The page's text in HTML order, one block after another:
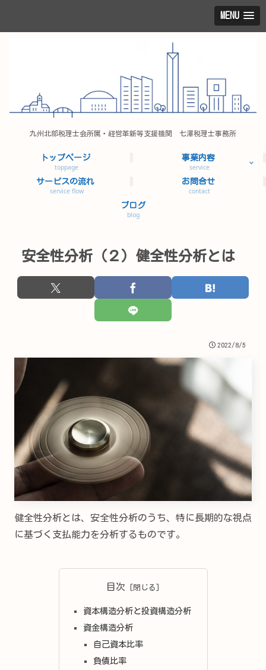
MENU
九州北部税理士会所属・経営革新等支援機関 七澤税理士事務所
トップページ
toppage
事業内容
service
サービスの流れ
service flow
お問合せ
contact
ブログ
blog
安全性分析（２）健全性分析とは
2022/8/5
健全性分析とは、安全性分析のうち、特に長期的な視点
に基づく支払能力を分析するものです。
目次
資本構造分析と投資構造分析
資金構造分析
自己資本比率
負債比率